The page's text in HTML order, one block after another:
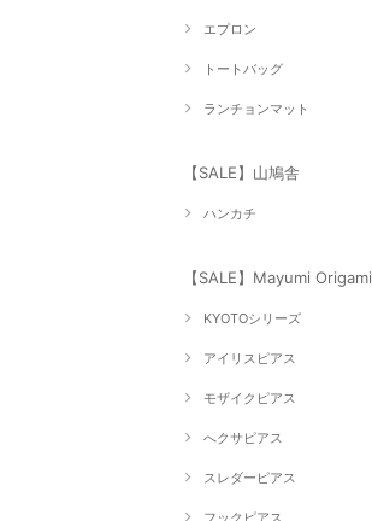
エプロン
トートバッグ
ランチョンマット
【SALE】山鳩舎
ハンカチ
【SALE】Mayumi Origami
KYOTOシリーズ
アイリスピアス
モザイクピアス
へクサピアス
スレダーピアス